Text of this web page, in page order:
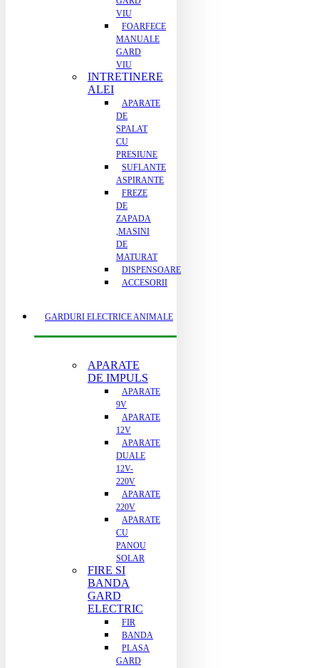
VIU
FOARFECE
MANUALE
GARD
VIU
INTRETINERE
ALEI
APARATE
DE
SPALAT
CU
PRESIUNE
SUFLANTE
ASPIRANTE
FREZE
DE
ZAPADA
,MASINI
DE
MATURAT
DISPENSOARE
ACCESORII
GARDURI ELECTRICE ANIMALE
APARATE
DE IMPULS
APARATE
9V
APARATE
12V
APARATE
DUALE
12V-
220V
APARATE
220V
APARATE
CU
PANOU
SOLAR
FIRE SI
BANDA
GARD
ELECTRIC
FIR
BANDA
PLASA
GARD